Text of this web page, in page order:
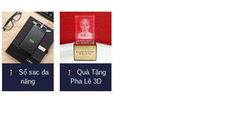
Sổ sạc đa
năng
Quà Tặng
Pha Lê 3D